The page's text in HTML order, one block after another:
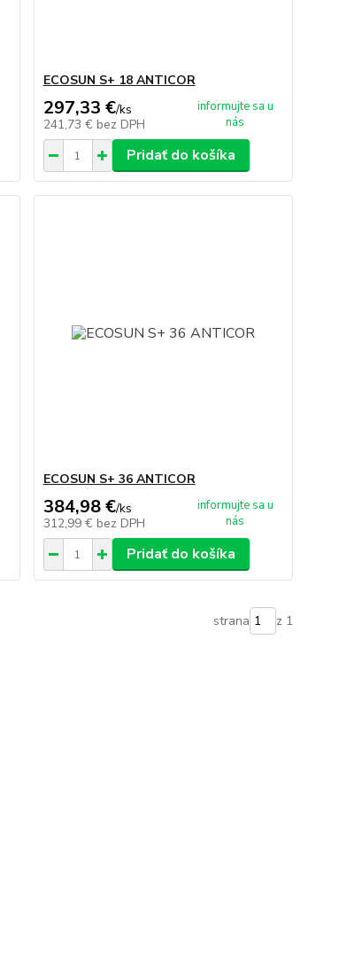
ECOSUN S+ 18 ANTICOR
297,33 €/ks
241,73 € bez DPH
informujte sa u
nás
Pridať do košíka
ECOSUN S+ 36 ANTICOR
384,98 €/ks
312,99 € bez DPH
informujte sa u
nás
Pridať do košíka
strana z 1